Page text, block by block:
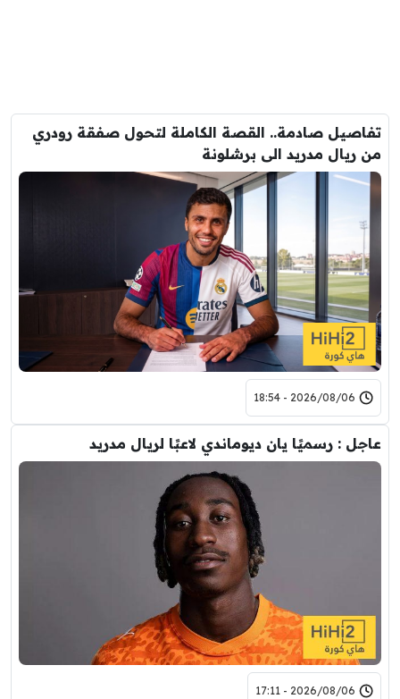
تفاصيل صادمة.. القصة الكاملة لتحول صفقة رودري
من ريال مدريد الى برشلونة
2026/08/06 - 18:54
عاجل : رسميًا يان ديوماندي لاعبًا لريال مدريد
2026/08/06 - 17:11